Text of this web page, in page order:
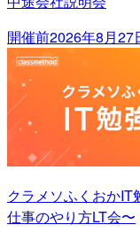
開催前2026年8月27
クラメソふくおかIT
仕事のやり方LT会〜